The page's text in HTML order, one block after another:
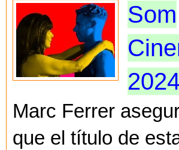
Som
2024
Marc Ferrer
que el título de